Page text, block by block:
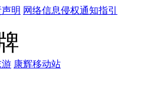
明 网络信息侵权通知指引
游 康辉移动站